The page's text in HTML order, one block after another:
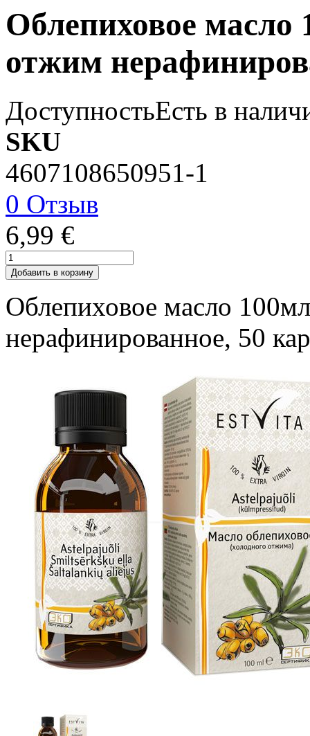
Облепиховое
отжим
ДоступностьЕсть в
SKU
4607108650951-1
0 Отзыв
6,99 €
Добавить в корзину
Облепиховое масло
нерафинированное, 50